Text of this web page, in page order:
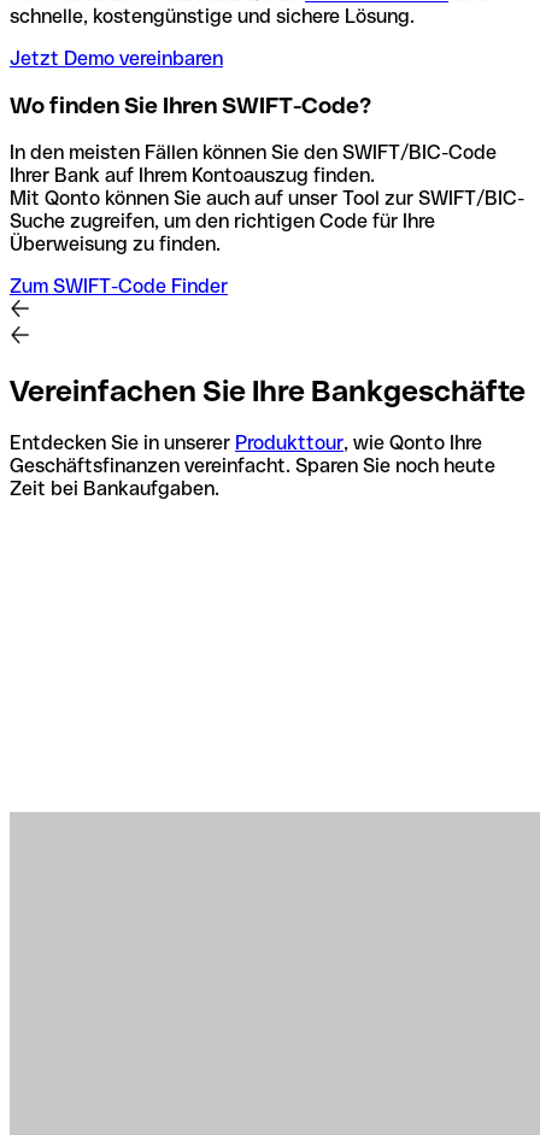
schnelle, kostengünstige und sichere Lösung.
Jetzt Demo vereinbaren
Wo finden Sie Ihren SWIFT-Code?
In den meisten Fällen können Sie den SWIFT/BIC-Code
Ihrer Bank auf Ihrem Kontoauszug finden.
Mit Qonto können Sie auch auf unser Tool zur SWIFT/BIC-
Suche zugreifen, um den richtigen Code für Ihre
Überweisung zu finden.
Zum SWIFT-Code Finder
Vereinfachen Sie Ihre Bankgeschäfte
Entdecken Sie in unserer Produkttour, wie Qonto Ihre
Geschäftsfinanzen vereinfacht. Sparen Sie noch heute
Zeit bei Bankaufgaben.